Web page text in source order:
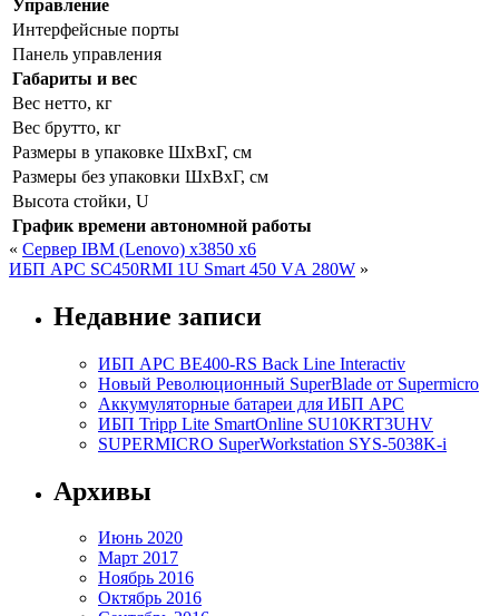
Управление
Интерфейсные порты
Панель управления
Габариты и вес
Вес нетто, кг
Вес брутто, кг
Размеры в упаковке ШxВxГ, см
Размеры без упаковки ШxВxГ, см
Высота стойки, U
График времени автономной работы
« Сервер IBM (Lenovo) x3850 x6
ИБП APC SC450RMI 1U Smart 450 VА 280W »
Недавние записи
ИБП APC BE400-RS Back Line Interactiv
Новый Революционный SuperBlade от Supermicro
Аккумуляторные батареи для ИБП APC
ИБП Tripp Lite SmartOnline SU10KRT3UHV
SUPERMICRO SuperWorkstation SYS-5038K-i
Архивы
Июнь 2020
Март 2017
Ноябрь 2016
Октябрь 2016